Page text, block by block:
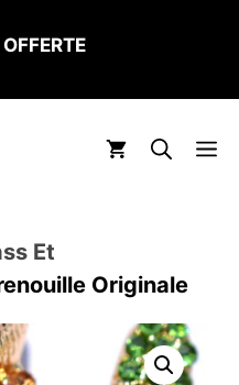
OFFERTE
Et
Originale